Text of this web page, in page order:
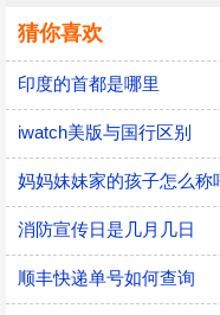
猜你喜欢
印度的首都是哪里
iwatch美版与国行区别
妈妈妹妹家的孩子怎么称
消防宣传日是几月几日
顺丰快递单号如何查询